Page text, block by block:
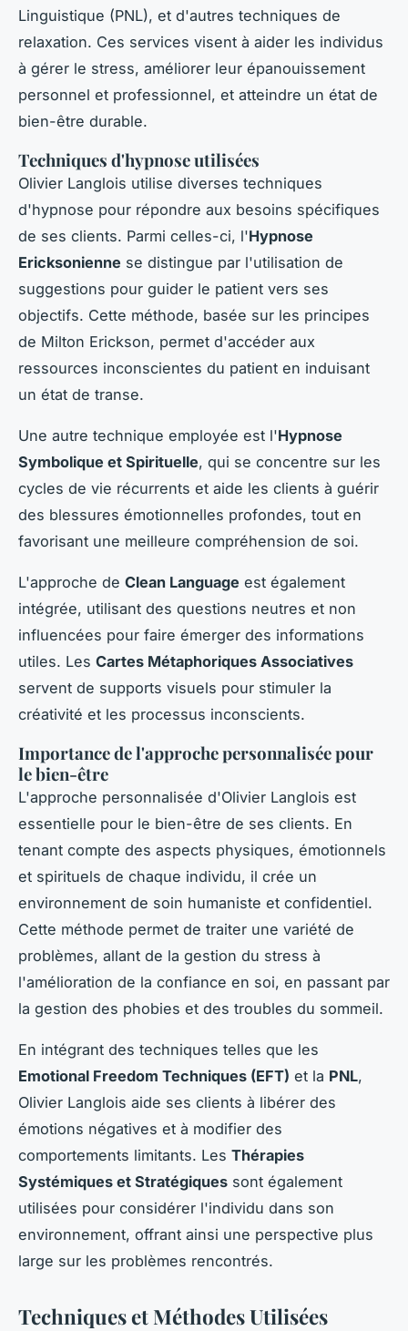
Linguistique (PNL), et d'autres techniques de
relaxation. Ces services visent à aider les individus
à gérer le stress, améliorer leur épanouissement
personnel et professionnel, et atteindre un état de
bien-être durable.
Techniques d'hypnose utilisées
Olivier Langlois utilise diverses techniques
d'hypnose pour répondre aux besoins spécifiques
de ses clients. Parmi celles-ci, l'Hypnose
Ericksonienne se distingue par l'utilisation de
suggestions pour guider le patient vers ses
objectifs. Cette méthode, basée sur les principes
de Milton Erickson, permet d'accéder aux
ressources inconscientes du patient en induisant
un état de transe.
Une autre technique employée est l'Hypnose
Symbolique et Spirituelle, qui se concentre sur les
cycles de vie récurrents et aide les clients à guérir
des blessures émotionnelles profondes, tout en
favorisant une meilleure compréhension de soi.
L'approche de Clean Language est également
intégrée, utilisant des questions neutres et non
influencées pour faire émerger des informations
utiles. Les Cartes Métaphoriques Associatives
servent de supports visuels pour stimuler la
créativité et les processus inconscients.
Importance de l'approche personnalisée pour
le bien-être
L'approche personnalisée d'Olivier Langlois est
essentielle pour le bien-être de ses clients. En
tenant compte des aspects physiques, émotionnels
et spirituels de chaque individu, il crée un
environnement de soin humaniste et confidentiel.
Cette méthode permet de traiter une variété de
problèmes, allant de la gestion du stress à
l'amélioration de la confiance en soi, en passant par
la gestion des phobies et des troubles du sommeil.
En intégrant des techniques telles que les
Emotional Freedom Techniques (EFT) et la PNL,
Olivier Langlois aide ses clients à libérer des
émotions négatives et à modifier des
comportements limitants. Les Thérapies
Systémiques et Stratégiques sont également
utilisées pour considérer l'individu dans son
environnement, offrant ainsi une perspective plus
large sur les problèmes rencontrés.
Techniques et Méthodes Utilisées